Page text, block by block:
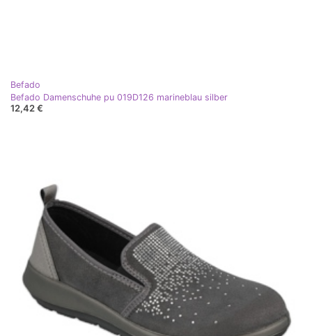
Befado
Befado Damenschuhe pu 019D126 marineblau silber
12,42 €